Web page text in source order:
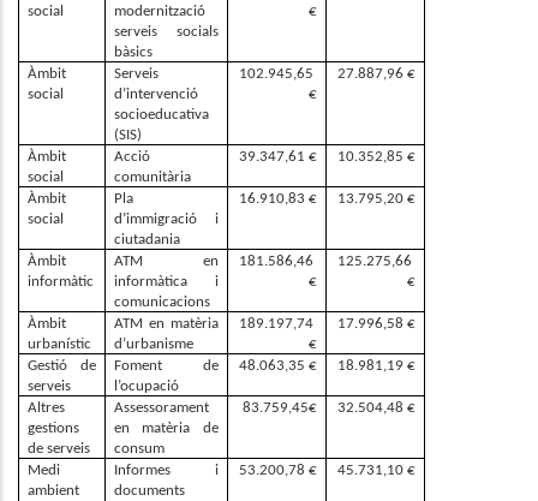
social
modernització
serveis socials
bàsics
€
Àmbit
social
Serveis
d’intervenció
socioeducativa
(SIS)
102.945,65
€
27.887,96 €
Àmbit
social
Acció
comunitària
39.347,61 € 10.352,85 €
Àmbit
social
Pla
d’immigració i
ciutadania
16.910,83 € 13.795,20 €
Àmbit
informàtic
ATM en
informàtica i
comunicacions
181.586,46
€
125.275,66
€
Àmbit
urbanístic
ATM en matèria
d’urbanisme
189.197,74
€
17.996,58 €
Gestió de
serveis
Foment de
l’ocupació
48.063,35 € 18.981,19 €
Altres
gestions
de serveis
Assessorament
en matèria de
consum
83.759,45€ 32.504,48 €
Medi
ambient
Informes  i
documents
53.200,78 € 45.731,10 €